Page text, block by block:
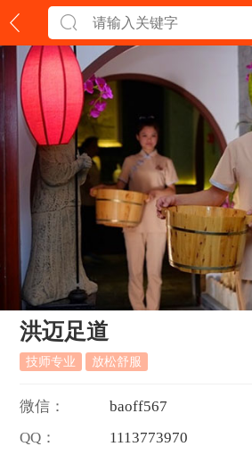
洪迈足道
技师专业 放松舒服
微信： baoff567
QQ：
1113773970